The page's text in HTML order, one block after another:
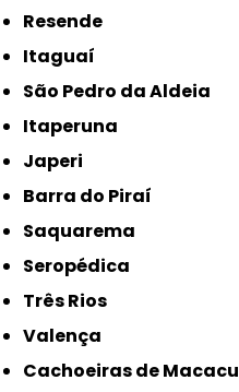
Resende
Itaguaí
São Pedro da Aldeia
Itaperuna
Japeri
Barra do Piraí
Saquarema
Seropédica
Três Rios
Valença
Cachoeiras de Macacu